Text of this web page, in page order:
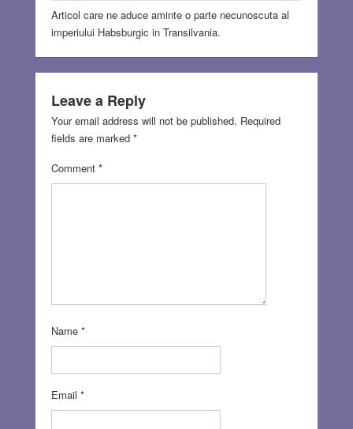
Articol care ne aduce aminte o parte necunoscuta al
imperiului Habsburgic in Transilvania.
Leave a Reply
Your email address will not be published. Required
fields are marked *
Comment *
Name *
Email *